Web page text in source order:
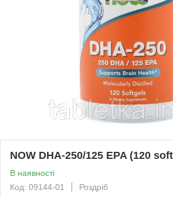
NOW DHA-250/125 EPA (120
В наявності
Код: 09144-01
Роздріб